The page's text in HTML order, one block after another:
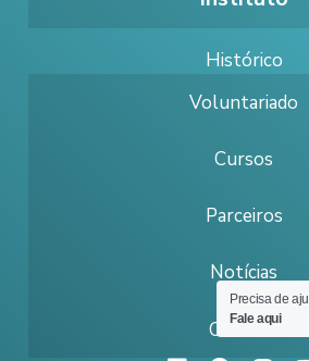
Histórico
Voluntariado
Cursos
Parceiros
Notícias
Contato
Precisa de
Fale aqui